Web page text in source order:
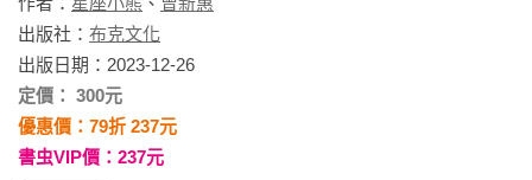
出版社： 布克文化
出版日期：2023-12-26
定價： 300元
優惠價：79折 237元
書虫VIP價：237元